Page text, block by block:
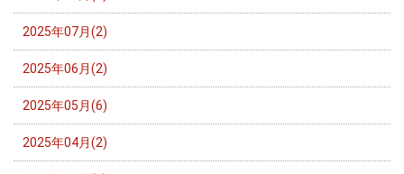
2025年07月(2)
2025年06月(2)
2025年05月(6)
2025年04月(2)